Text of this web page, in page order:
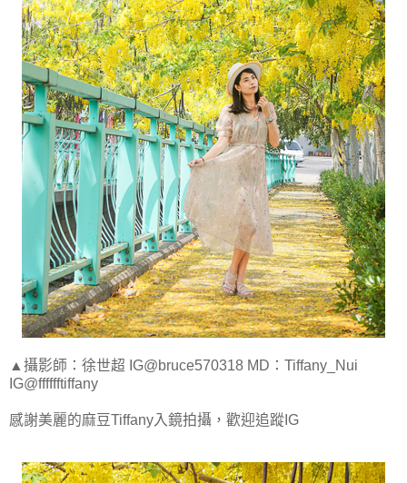
▲攝影師：徐世超 IG@bruce570318 MD：Tiffany_Nui
IG@fffffftiffany
感謝美麗的麻豆Tiffany入鏡拍攝，歡迎追蹤IG